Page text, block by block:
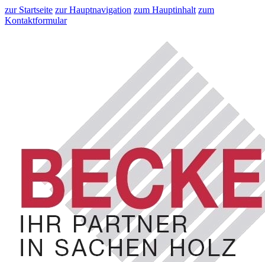
zur Startseite zur Hauptnavigation zum Hauptinhalt zum
Kontaktformular